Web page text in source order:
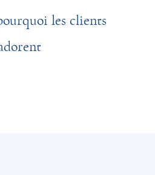
les clients